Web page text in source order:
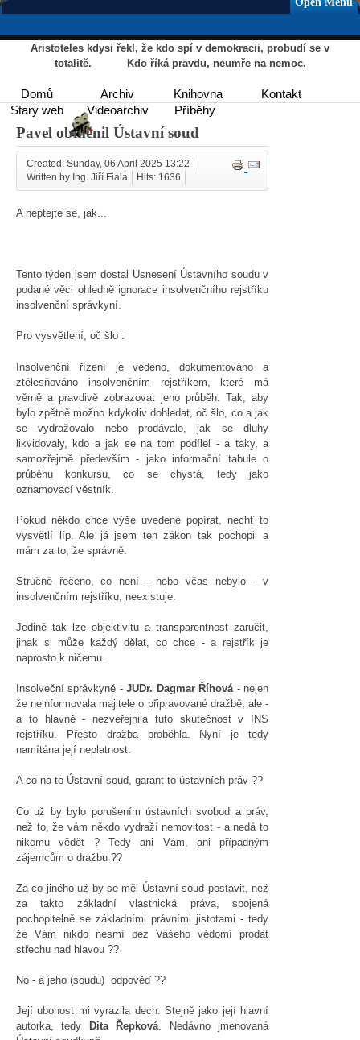
Aristoteles kdysi řekl, že kdo spí v demokracii, probudí se v
totalitě. Kdo říká pravdu, neumře na nemoc.
Domů Archiv Knihovna
Kontakt
Starý web
Videoarchiv Příběhy
Pavel obměnil Ústavní soud
Created: Sunday, 06 April 2025 13:22
Written by Ing. Jiří Fiala
Hits: 1636
A neptejte se, jak...
Tento týden jsem dostal Usnesení Ústavního soudu v
podané věci ohledně ignorace insolvenčního rejstříku
insolvenční správkyní.
Pro vysvětlení, oč šlo :
Insolvenční řízení je vedeno, dokumentováno a
ztělesňováno insolvenčním rejstříkem, které má
věrně a pravdivě zobrazovat jeho průběh. Tak, aby
bylo zpětně možno kdykoliv dohledat, oč šlo, co a jak
se vydražovalo nebo prodávalo, jak se dluhy
likvidovaly, kdo a jak se na tom podílel - a taky, a
samozřejmě především - jako informační tabule o
průběhu konkursu, co se chystá, tedy jako
oznamovací věstník.
Pokud někdo chce výše uvedené popírat, nechť to
vysvětlí líp. Ale já jsem ten zákon tak pochopil a
mám za to, že správně.
Stručně řečeno, co není - nebo včas nebylo - v
insolvenčním rejstříku, neexistuje.
Jedině tak lze objektivitu a transparentnost zaručit,
jinak si může každý dělat, co chce - a rejstřík je
naprosto k ničemu.
Insolveční správkyně -JUDr. Dagmar Říhová- nejen
že neinformovala majitele o připravované dražbě, ale -
a to hlavně - nezveřejnila tuto skutečnost v INS
rejstříku. Přesto dražba proběhla. Nyní je tedy
namítána její neplatnost.
A co na to Ústavní soud, garant to ústavních práv ??
Co už by bylo porušením ústavních svobod a práv,
než to, že vám někdo vydraží nemovitost - a nedá to
nikomu vědět ? Tedy ani Vám, ani případným
zájemcům o dražbu ??
Za co jiného už by se měl Ústavní soud postavit, než
za takto základní vlastnická práva, spojená
pochopitelně se základními právními jistotami - tedy
že Vám nikdo nesmí bez Vašeho vědomí prodat
střechu nad hlavou ??
No - a jeho (soudu) odpověď ??
Její ubohost mi vyrazila dech. Stejně jako její hlavní
autorka, tedy Dita Řepková. Nedávno jmenovaná